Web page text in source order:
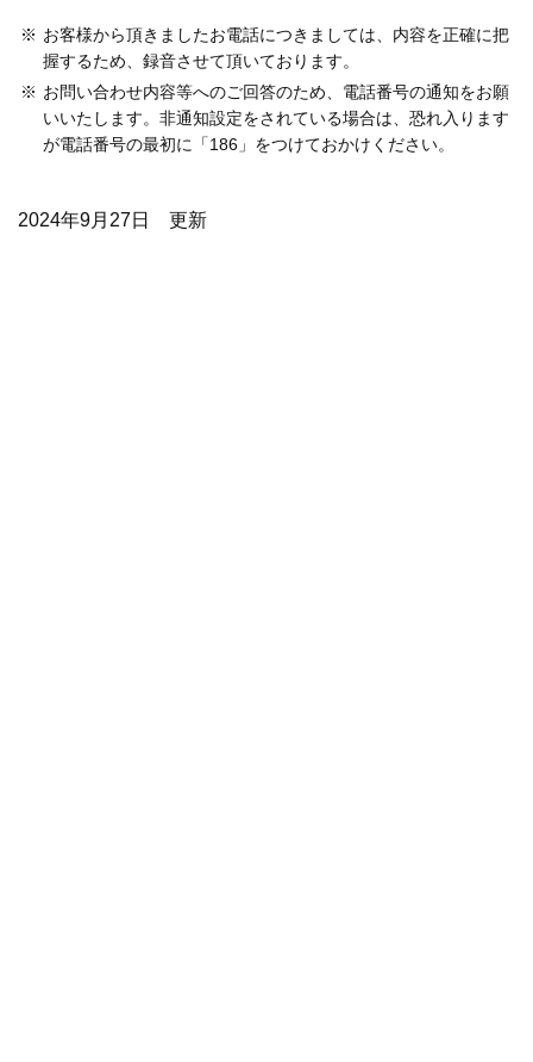
お客様から頂きましたお電話につきましては、内容を正確に把
握するため、録音させて頂いております。
お問い合わせ内容等へのご回答のため、電話番号の通知をお願
いいたします。非通知設定をされている場合は、恐れ入ります
が電話番号の最初に「186」をつけておかけください。
2024年9月27日 更新